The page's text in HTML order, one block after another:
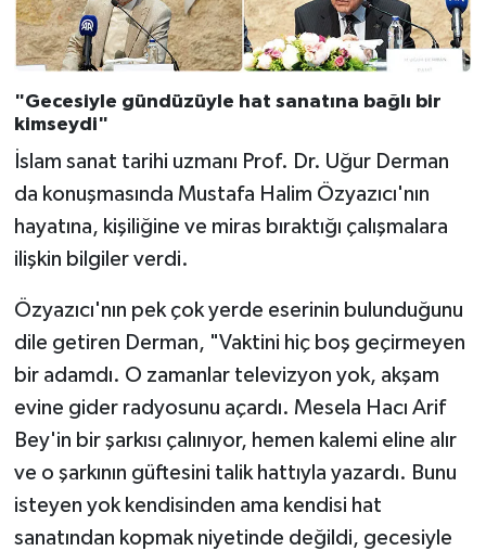
"Gecesiyle gündüzüyle hat sanatına bağlı bir
kimseydi"
İslam sanat tarihi uzmanı Prof. Dr. Uğur Derman
da konuşmasında Mustafa Halim Özyazıcı'nın
hayatına, kişiliğine ve miras bıraktığı çalışmalara
ilişkin bilgiler verdi.
Özyazıcı'nın pek çok yerde eserinin bulunduğunu
dile getiren Derman, "Vaktini hiç boş geçirmeyen
bir adamdı. O zamanlar televizyon yok, akşam
evine gider radyosunu açardı. Mesela Hacı Arif
Bey'in bir şarkısı çalınıyor, hemen kalemi eline alır
ve o şarkının güftesini talik hattıyla yazardı. Bunu
isteyen yok kendisinden ama kendisi hat
sanatından kopmak niyetinde değildi, gecesiyle
Sinop Müftülüğü
Sivas Müftülüğü
Şırnak Müftülüğü
Tekirdağ Müftülüğü
Tokat Müftülüğü
Trabzon Müftülüğü
Tunceli Müftülüğü
Uşak Müftülüğü
Van Müftülüğü